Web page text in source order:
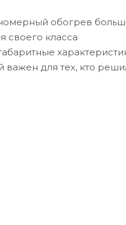
обогрев
своего класса
для тех, кто